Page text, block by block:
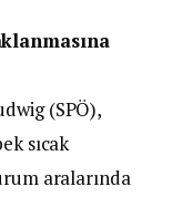
(SPÖ),
sıcak
aralarında